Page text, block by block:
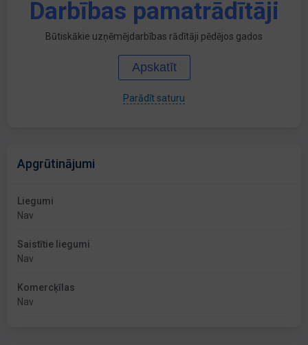
Darbības pamatrādītāji
Būtiskākie uzņēmējdarbības rādītāji pēdējos gados
Apskatīt
Parādīt saturu
Apgrūtinājumi
Liegumi
Nav
Saistītie liegumi
Nav
Komercķīlas
Nav